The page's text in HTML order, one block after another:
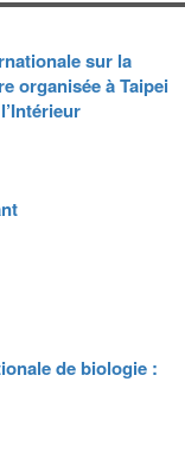
sur la
organisée à Taipei
de biologie :